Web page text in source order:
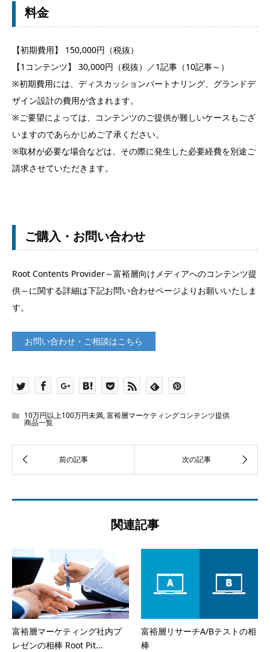
料金
【初期費用】 150,000円（税抜）
【1コンテンツ】 30,000円（税抜）／1記事（10記事～）
※初期費用には、ディスカッションパートナリング、グランドデ
ザイン設計の費用が含まれます。
※ご要望によっては、コンテンツのご提供が難しいケースもござ
いますのであらかじめご了承ください。
※取材が必要な場合などは、その際に発生した必要経費を別途ご
請求させていただきます。
ご購入・お問い合わせ
Root Contents Provider～富裕層向けメディアへのコンテンツ提
供～に関する詳細は下記お問い合わせページよりお願いいたしま
す。
お問い合わせ・ご相談はこちら
10万円以上100万円未満,富裕層マーケティングコンテンツ提供
商品一覧
関連記事
富裕層マーケティング社内プ
レゼンの相棒 Root Pit...
富裕層リサーチA/Bテストの相
棒